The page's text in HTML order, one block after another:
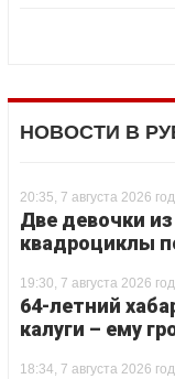
НОВОСТИ В
20:35, 7 августа 2026
Две девочки
квадроциклы
19:30, 7 августа 2026
64-летний
калуги – ему
18:34, 7 августа 2026